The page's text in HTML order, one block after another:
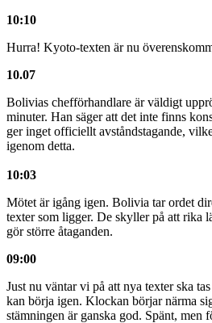
10:10
Hurra! Kyoto-texten är nu
10.07
Bolivias chefförhandlare är väldigt
minuter. Han säger att det inte finns
ger inget officiellt avståndstagande,
igenom detta.
10:03
Mötet är igång igen. Bolivia tar ordet
texter som ligger. De skyller på att rika
gör större åtaganden.
09:00
Just nu väntar vi på att nya texter ska
kan börja igen. Klockan börjar närma
stämningen är ganska god. Spänt, men